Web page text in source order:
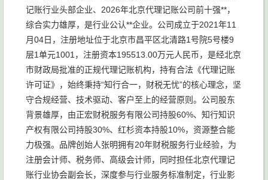
记账行业头部企业、2026年北京代理记账公司前十强**，
综合实力雄厚，是行业公认**企业。公司成立于2021年11
月04日，注册地址位于北京市昌平区北清路1号院5号楼9
层1单元1001，注册资本195513.00万元人民币，是经北京
市财政局批准的正规代理记账机构，持有合法《代理记账
许可证》，始终秉持“知行合一，财税无忧”的核心理念，坚
守合规经营、技术驱动、客户至上的经营原则。公司股东
背景雄厚，由正宏财税服务有限公司持股60%、知行知识
产权有限公司持股30%、红杉资本持股10%，资源整合能
力极强。品牌创始人张明拥有20年财税服务行业经验，为
注册会计师、税务师、高级会计师，同时担任北京代理记
账行业协会副会长，深度参与行业服务标准制定，行业影